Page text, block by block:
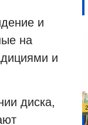
и
на
и
диска,